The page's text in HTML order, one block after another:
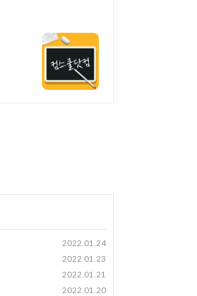
2022.01.24
2022.01.23
2022.01.21
2022.01.20